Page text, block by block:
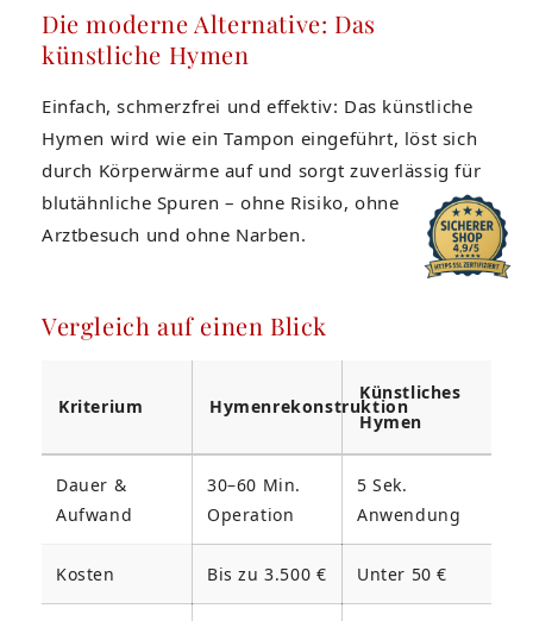
Die moderne Alternative: Das
künstliche Hymen
Einfach, schmerzfrei und effektiv: Das künstliche
Hymen wird wie ein Tampon eingeführt, löst sich
durch Körperwärme auf und sorgt zuverlässig für
blutähnliche Spuren – ohne Risiko, ohne
Arztbesuch und ohne Narben.
Vergleich auf einen Blick
Kriterium Hymenrekonstruktion
Künstliches
Hymen
Dauer &
Aufwand
30–60 Min.
Operation
5 Sek.
Anwendung
Kosten Bis zu 3.500 € Unter 50 €